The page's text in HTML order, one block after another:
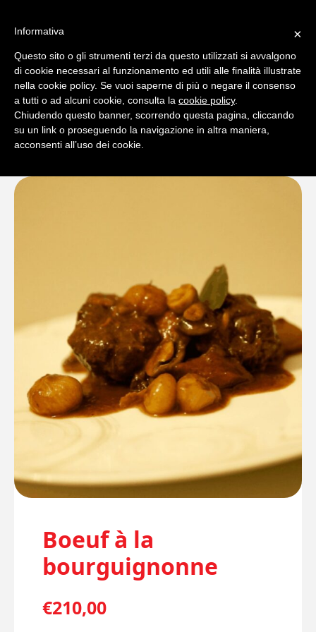
0
Boeuf à la
bourguignonne
€210,00
×
Informativa
Questo sito o gli strumenti terzi da questo utilizzati si avvalgono
di cookie necessari al funzionamento ed utili alle finalità illustrate
nella cookie policy. Se vuoi saperne di più o negare il consenso
a tutti o ad alcuni cookie, consulta la cookie policy.
Chiudendo questo banner, scorrendo questa pagina, cliccando
su un link o proseguendo la navigazione in altra maniera,
acconsenti all’uso dei cookie.